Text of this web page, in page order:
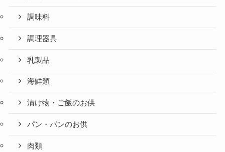
調味料
調理器具
乳製品
海鮮類
漬け物・ご飯のお供
パン・パンのお供
肉類